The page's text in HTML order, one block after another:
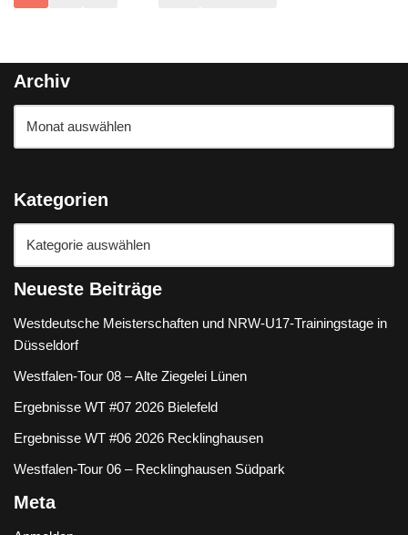
Archiv
Kategorien
Neueste Beiträge
Westdeutsche Meisterschaften und NRW-U17-Trainingstage in
Düsseldorf
Westfalen-Tour 08 – Alte Ziegelei Lünen
Ergebnisse WT #07 2026 Bielefeld
Ergebnisse WT #06 2026 Recklinghausen
Westfalen-Tour 06 – Recklinghausen Südpark
Meta